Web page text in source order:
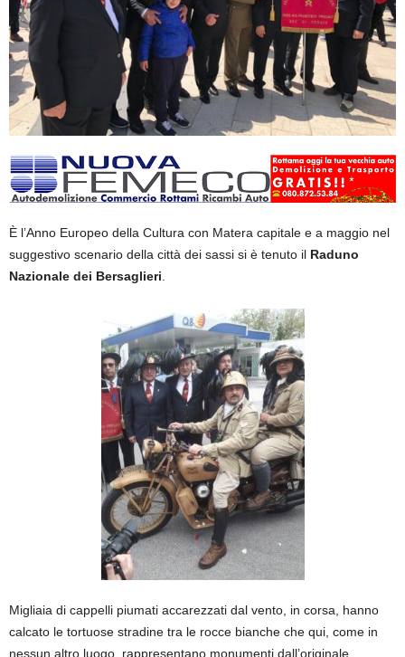
È l’Anno Europeo della Cultura con Matera capitale e a maggio nel
suggestivo scenario della città dei sassi si è tenuto il Raduno
Nazionale dei Bersaglieri
Migliaia di cappelli piumati accarezzati dal vento, in corsa, hanno
calcato le tortuose stradine tra le rocce bianche che qui, come in
nessun altro luogo, rappresentano monumenti dall’originale